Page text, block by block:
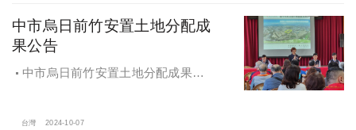
中市烏日前竹安置土地分配成
果公告
中市烏日前竹安置土地分配成果公
台灣 2024-10-07